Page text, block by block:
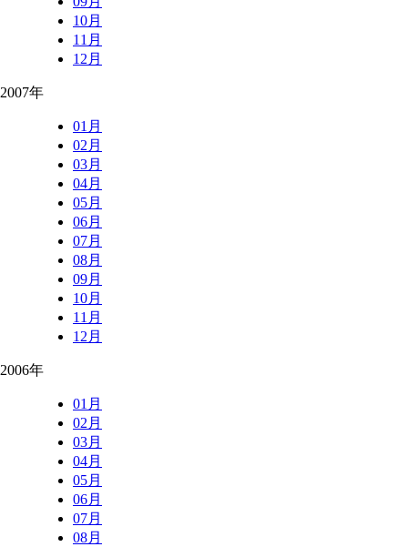
10月
11月
12月
2007年
01月
02月
03月
04月
05月
06月
07月
08月
09月
10月
11月
12月
2006年
01月
02月
03月
04月
05月
06月
07月
08月